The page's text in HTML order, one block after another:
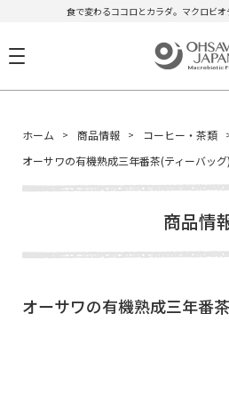
食で変わるココロとカラダ。マクロビオ
ホーム 商品情報 コーヒー・茶類
オーサワの有機熟成三年番茶(ティーバッグ)
商品情
オーサワの有機熟成三年番